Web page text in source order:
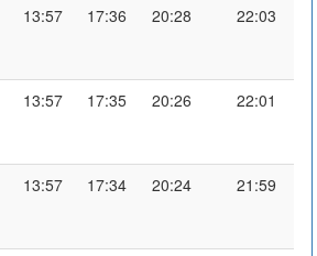
13:57 17:36 20:28 22:03
13:57 17:35 20:26 22:01
13:57 17:34 20:24 21:59